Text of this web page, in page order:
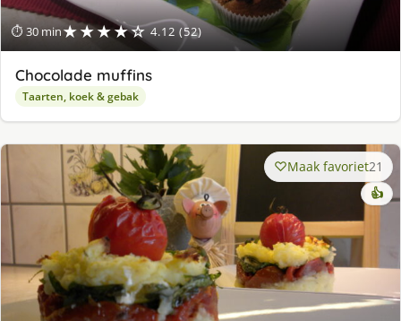
⏱ 30 min★★★★☆ 4.12 (52)
Chocolade muffins
Taarten, koek & gebak
Maak favoriet21
👍